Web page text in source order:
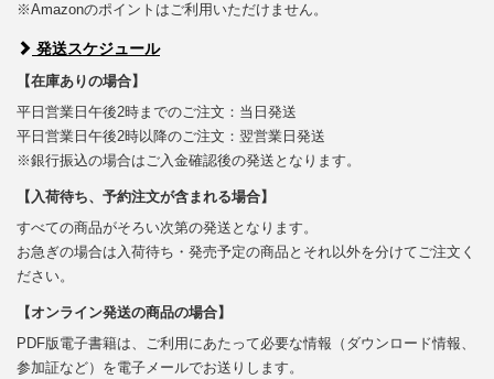
※Amazonのポイントはご利用いただけません。
発送スケジュール
【在庫ありの場合】
平日営業日午後2時までのご注文：当日発送
平日営業日午後2時以降のご注文：翌営業日発送
※銀行振込の場合はご入金確認後の発送となります。
【入荷待ち、予約注文が含まれる場合】
すべての商品がそろい次第の発送となります。
お急ぎの場合は入荷待ち・発売予定の商品とそれ以外を分けてご注文く
ださい。
【オンライン発送の商品の場合】
PDF版電子書籍は、ご利用にあたって必要な情報（ダウンロード情報、
参加証など）を電子メールでお送りします。